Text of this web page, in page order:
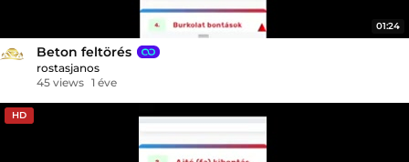
01:24
Beton feltörés
rostasjanos
45 views 1 éve
HD